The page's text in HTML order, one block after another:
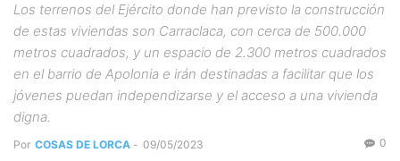
Los terrenos del Ejército donde han previsto la construcción
de estas viviendas son Carraclaca, con cerca de 500.000
metros cuadrados, y un espacio de 2.300 metros cuadrados
en el barrio de Apolonia e irán destinadas a facilitar que los
jóvenes puedan independizarse y el acceso a una vivienda
digna.
Por COSAS DE LORCA - 09/05/2023 0